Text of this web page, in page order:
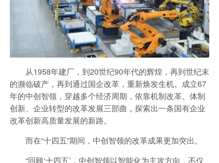
从1958年建厂，到20世纪90年代的辉煌，再到世纪末
的濒临破产，再到通过国企改革，重新焕发生机。成立67
年的中创智领，穿越多个经济周期，依靠机制改革、体制
创新、企业转型的改革发展三部曲，探索出一条国有企业
改革创新高质量发展的新路。
而在“十四五”期间，中创智领的改革成果更加突出。
“回顾‘十四五’，中创智领以智能化为主攻方向，不仅